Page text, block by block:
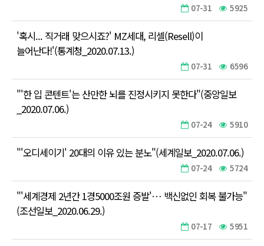
07-31 5925
'혹시... 직거래 맞으시죠?' MZ세대, 리셀(Resell)이
늘어난다!'(통계청_2020.07.13.)
07-31 6596
"'한 입 콘텐트'는 산만한 뇌를 진정시키지 못한다"(중앙일보
_2020.07.06.)
07-24 5910
"'오디세이기' 20대의 이유 있는 분노"(세계일보_2020.07.06.)
07-24 5724
"'세계경제 2년간 1경5000조원 증발'… 백신없인 회복 불가능"
(조선일보_2020.06.29.)
07-17 5951